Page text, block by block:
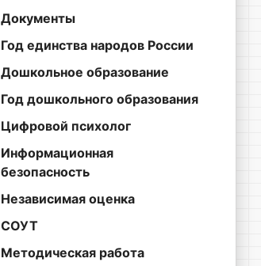
Документы
Год единства народов России
Дошкольное образование
Год дошкольного образования
Цифровой психолог
Информационная
безопасность
Независимая оценка
СОУТ
Методическая работа